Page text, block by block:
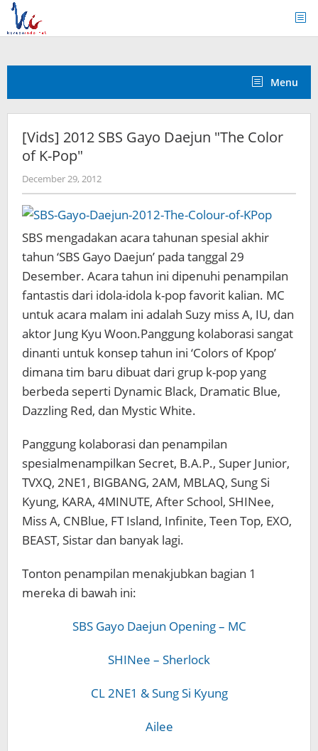
Skip
content
Menu
[Vids] 2012 SBS Gayo Daejun "The Color
of K-Pop"
December 29, 2012by
Koreanindo
SBS mengadakan acara tahunan spesial akhir
tahun ‘SBS Gayo Daejun’ pada tanggal 29
Desember. Acara tahun ini dipenuhi penampilan
fantastis dari idola-idola k-pop favorit kalian. MC
untuk acara malam ini adalah Suzy miss A, IU, dan
aktor Jung Kyu Woon.Panggung kolaborasi sangat
dinanti untuk konsep tahun ini ‘Colors of Kpop’
dimana tim baru dibuat dari grup k-pop yang
berbeda seperti Dynamic Black, Dramatic Blue,
Dazzling Red, dan Mystic White.
Panggung kolaborasi dan penampilan
spesialmenampilkan Secret, B.A.P., Super Junior,
TVXQ, 2NE1, BIGBANG, 2AM, MBLAQ, Sung Si
Kyung, KARA, 4MINUTE, After School, SHINee,
Miss A, CNBlue, FT Island, Infinite, Teen Top, EXO,
BEAST, Sistar dan banyak lagi.
Tonton penampilan menakjubkan bagian 1
mereka di bawah ini:
SBS Gayo Daejun Opening – MC
SHINee – Sherlock
CL 2NE1 & Sung Si Kyung
Ailee